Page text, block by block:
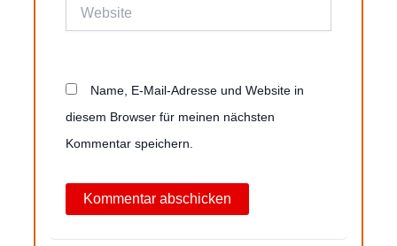
Name, E-Mail-Adresse und Website in
diesem Browser für meinen nächsten
Kommentar speichern.